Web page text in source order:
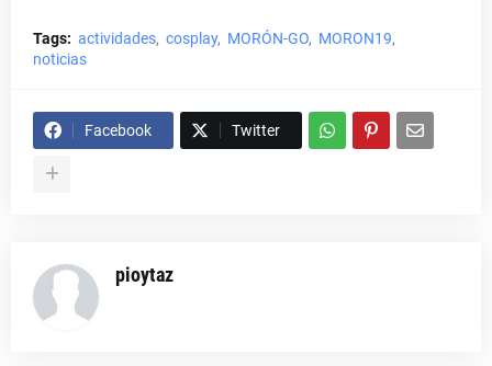
Tags: actividades cosplay MORÓN-GO
MORON19
noticias
Facebook Twitter
pioytaz